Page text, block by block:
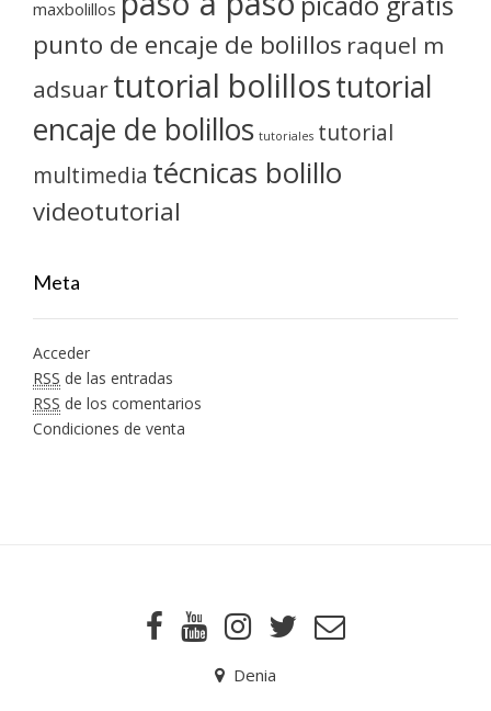
maxbolillos
punto de encaje de bolillos raquel m
adsuartutorial bolillostutorial
encaje de bolillos tutoriales tutorial
multimedia técnicas bolillo
videotutorial
Meta
Acceder
RSS de las entradas
RSS de los comentarios
Condiciones de venta
Denia